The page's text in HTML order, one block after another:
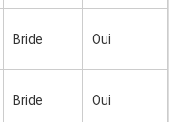
Bride Oui
Bride Oui